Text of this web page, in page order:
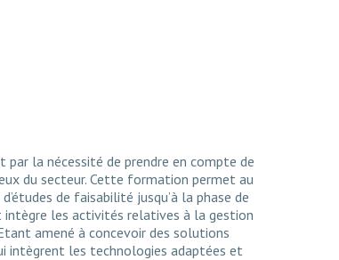
la nécessité de prendre en compte de
du secteur. Cette formation permet au
de faisabilité jusqu’à la phase de
intègre les activités relatives à la gestion
amené à concevoir des solutions
intègrent les technologies adaptées et